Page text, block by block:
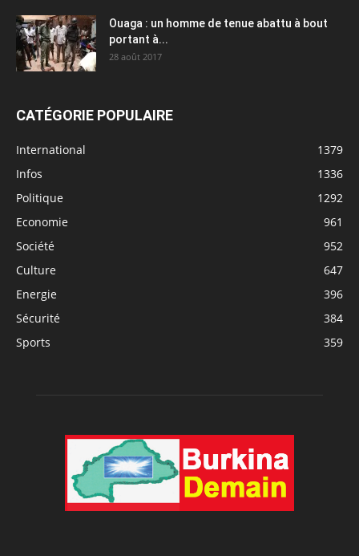
Ouaga : un homme de tenue abattu à bout
portant à...
28 août 2017
CATÉGORIE POPULAIRE
International
1379
Infos
1336
Politique
1292
Economie
961
Société
952
Culture
647
Energie
396
Sécurité
384
Sports
359